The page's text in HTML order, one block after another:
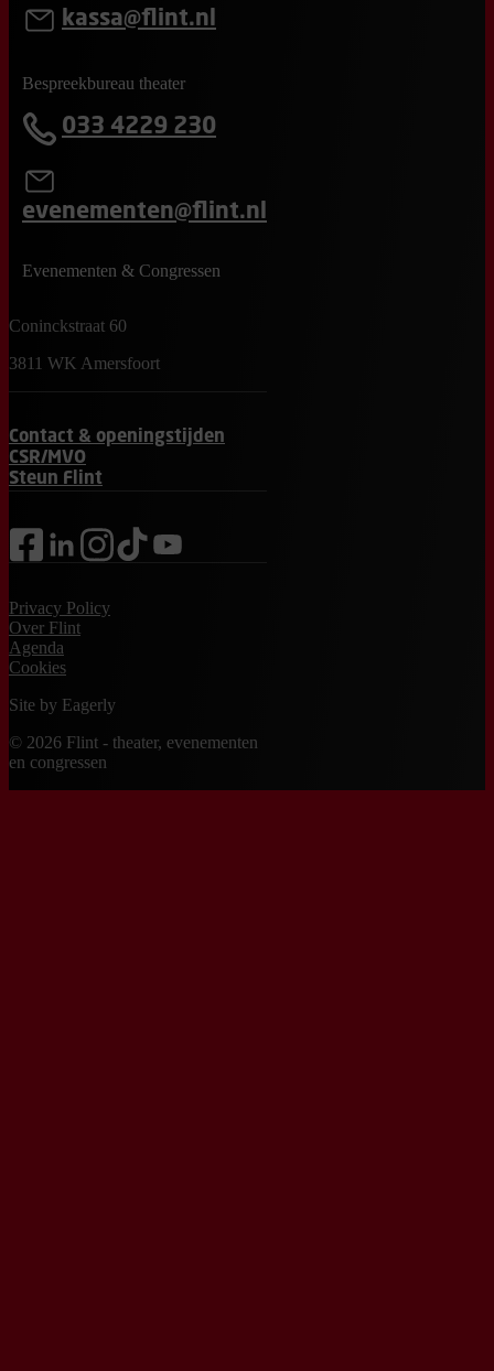
kassa@flint.nl
Bespreekbureau theater
033 4229 230
evenementen@flint.nl
Evenementen & Congressen
Coninckstraat 60
3811 WK Amersfoort
Contact & openingstijden
CSR/MVO
Steun Flint
facebooklinkedininstagram
tiktok youtube
Privacy Policy
Over Flint
Agenda
Cookies
Site by Eagerly
© 2026 Flint - theater, evenementen
en congressen